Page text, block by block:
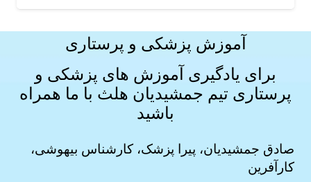
آموزش پزشکی و پرستاری
برای یادگیری آموزش های پزشکی و
پرستاری تیم جمشیدیان هلث با ما همراه
باشید
صادق جمشیدیان، پیرا پزشک، کارشناس بیهوشی،
کارآفرین